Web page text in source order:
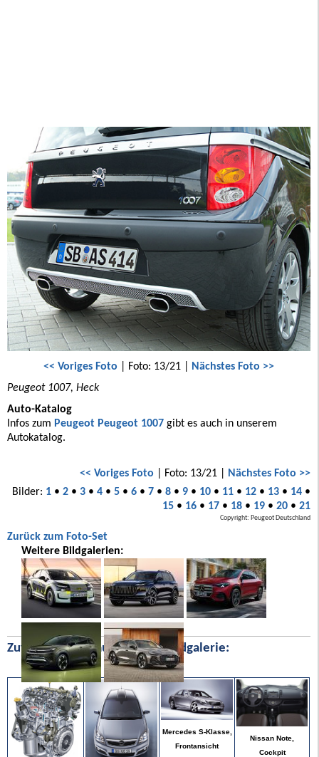
<< Voriges Foto | Foto: 13/21 |
Nächstes Foto >>
Peugeot 1007, Heck
Auto-Katalog
Infos zum Peugeot Peugeot 1007 gibt es auch in unserem
Autokatalog.
<< Voriges Foto | Foto: 13/21 |
Nächstes Foto >>
Bilder: 1• 2• 3• 4• 5• 6• 7• 8• 9• 10• 11• 12• 13• 14•
15• 16• 17• 18• 19• 20• 21
Copyright: Peugeot Deutschland
Zurück zum Foto-Set
Weitere Bildgalerien:
Zufällige Bilder aus unserer Bildgalerie:
Mercedes S-Klasse,
Frontansicht
Nissan Note,
Cockpit